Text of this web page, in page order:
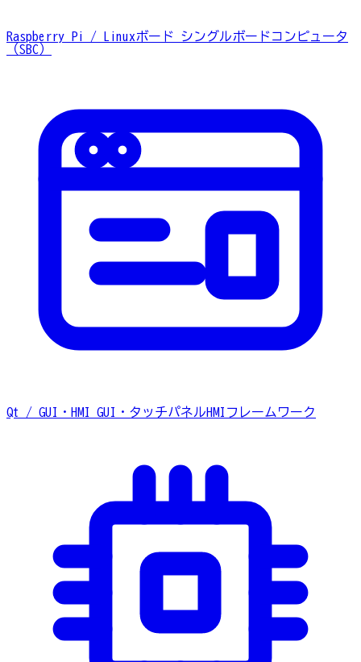
Raspberry Pi / Linuxボード
シングルボードコンピュータ
（SBC）
Qt / GUI・HMI GUI・タッチパネルHMIフレームワーク